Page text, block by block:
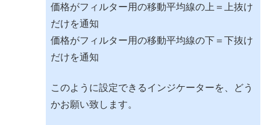
価格がフィルター用の移動平均線の上＝上抜け
だけを通知
価格がフィルター用の移動平均線の下＝下抜け
だけを通知
このように設定できるインジケーターを、どう
かお願い致します。